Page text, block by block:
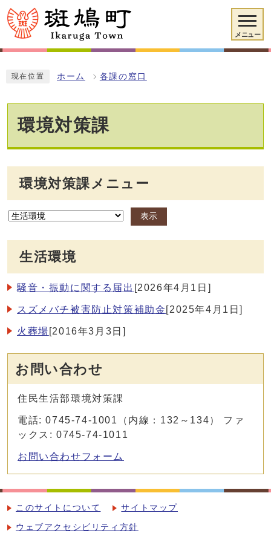
メニュー
現在位置 ホーム 各課の窓口
環境対策課
環境対策課メニュー
表示
生活環境
騒音・振動に関する届出 [2026年4月1日]
スズメバチ被害防止対策補助金 [2025年4月1日]
火葬場 [2016年3月3日]
お問い合わせ
住民生活部環境対策課
電話: 0745-74-1001（内線：132～134） ファ
ックス: 0745-74-1011
お問い合わせフォーム
このサイトについて サイトマップ
ウェブアクセシビリティ方針